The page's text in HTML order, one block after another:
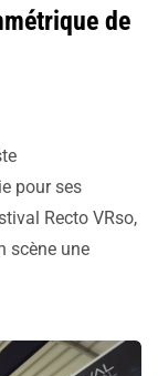
de
pour ses
Recto VRso,
scène une